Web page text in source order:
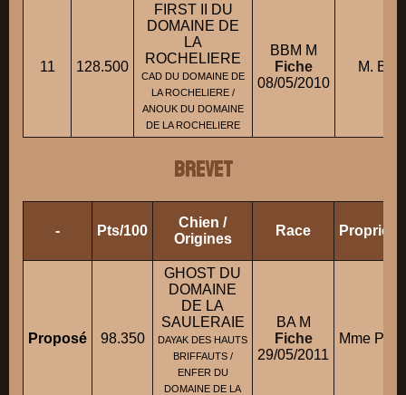
11 128.500
FIRST II DU
DOMAINE DE
LA
ROCHELIERE
CAD DU DOMAINE DE
LA ROCHELIERE /
ANOUK DU DOMAINE
DE LA ROCHELIERE
BBM M
Fiche
08/05/2010
M.
BREVET
- Pts/100
Chien /
Origines
Race
Proposé 98.350
GHOST DU
DOMAINE
DE LA
SAULERAIE
DAYAK DES HAUTS
BRIFFAUTS /
ENFER DU
DOMAINE DE LA
BA M
Fiche
29/05/2011
Mme